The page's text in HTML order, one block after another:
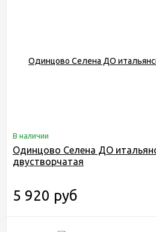
В наличии
Одинцово Селена ДО
двустворчатая
5 920 руб